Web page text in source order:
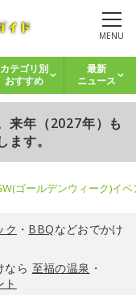
MENU
カテゴリ別
おすすめ
最新
ニュース
来年（2027年）も
す。
ゴールデンウィーク)イ
ク ・ BBQなどおでかけ
なら 至福の温泉 ・